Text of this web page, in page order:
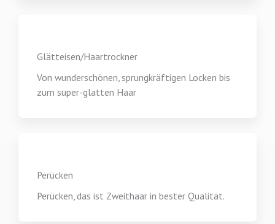
Glätteisen/Haartrockner
Von wunderschönen, sprungkräftigen Locken bis
zum super-glatten Haar
Perücken
Perücken, das ist Zweithaar in bester Qualität.